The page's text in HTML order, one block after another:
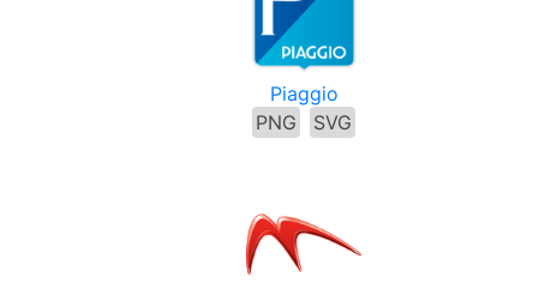
Piaggio
PNG
SVG